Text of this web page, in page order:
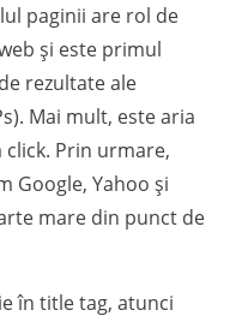
paginii are rol de
și este primul
rezultate ale
Mai mult, este aria
Prin urmare,
Google, Yahoo și
mare din punct de
în title tag, atunci